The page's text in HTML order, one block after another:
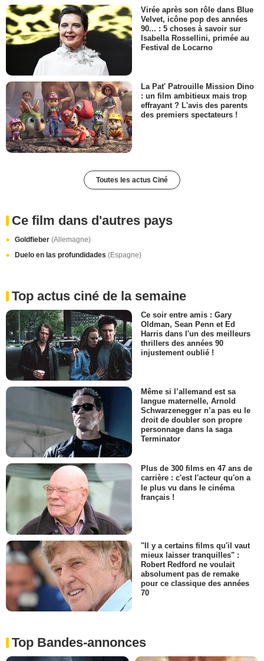
Virée après son rôle dans Blue
Velvet, icône pop des années
90... : 5 choses à savoir sur
Isabella Rossellini, primée au
Festival de Locarno
La Pat' Patrouille Mission Dino
: un film ambitieux mais trop
effrayant ? L'avis des parents
des premiers spectateurs !
Toutes les actus Ciné
Ce film dans d'autres pays
Goldfieber (Allemagne)
Duelo en las profundidades (Espagne)
Top actus ciné de la semaine
Ce soir entre amis : Gary
Oldman, Sean Penn et Ed
Harris dans l'un des meilleurs
thrillers des années 90
injustement oublié !
Même si l’allemand est sa
langue maternelle, Arnold
Schwarzenegger n’a pas eu le
droit de doubler son propre
personnage dans la saga
Terminator
Plus de 300 films en 47 ans de
carrière : c'est l'acteur qu'on a
le plus vu dans le cinéma
français !
"Il y a certains films qu'il vaut
mieux laisser tranquilles" :
Robert Redford ne voulait
absolument pas de remake
pour ce classique des années
70
Top Bandes-annonces